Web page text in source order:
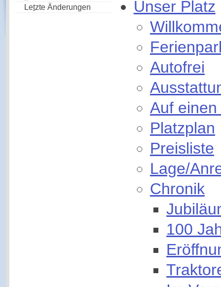
Letzte Änderungen
Unser Platz
Autofrei
Auf einen
Platzplan
Preisliste
Lage/
Chronik
100